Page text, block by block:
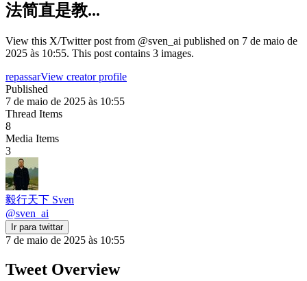
法简直是教...
View this X/Twitter post from @sven_ai published on 7 de maio de
2025 às 10:55. This post contains 3 images.
repassarView creator profile
Published
7 de maio de 2025 às 10:55
Thread Items
8
Media Items
3
毅行天下 Sven
@sven_ai
Ir para twittar
7 de maio de 2025 às 10:55
Tweet Overview